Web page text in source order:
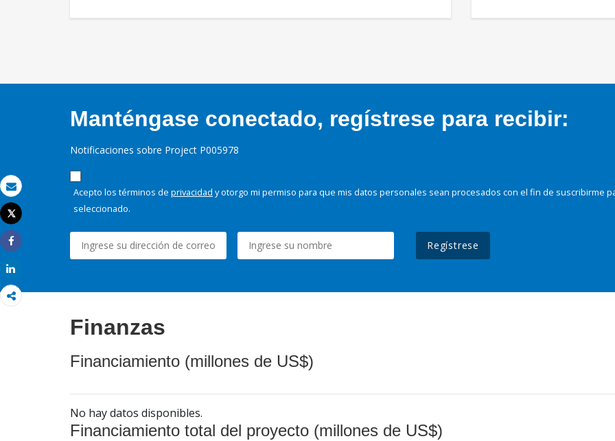
Correo electrónico
Imprimir
Tweet
Share
Manténgase conectado, regístrese para recibir:
Notificaciones sobre Project P005978
Acepto los términos de privacidad y otorgo mi permiso para que mis datos personales sean procesados con el fin de suscribirme
seleccionado.
Regístrese
Finanzas
Financiamiento (millones de US$)
No hay datos disponibles.
Financiamiento total del proyecto (millones de US$)